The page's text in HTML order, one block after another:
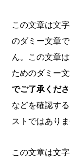
この文章は文
のダミー文章
ん。この文章
ためのダミー文
でご了承くださ
などを確認す
ストではありま
この文章は文